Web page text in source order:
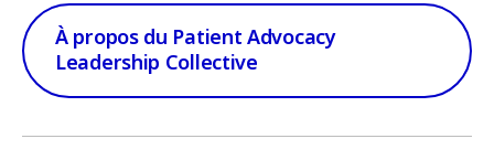
À propos du Patient Advocacy
Leadership Collective